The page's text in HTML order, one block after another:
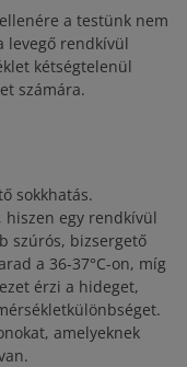
a testünk nem
levegő rendkívül
kétségtelenül
számára.
sokkhatás.
hiszen egy rendkívül
szúrós, bizsergető
a 36-37°C-on, míg
érzi a hideget,
amelyeknek